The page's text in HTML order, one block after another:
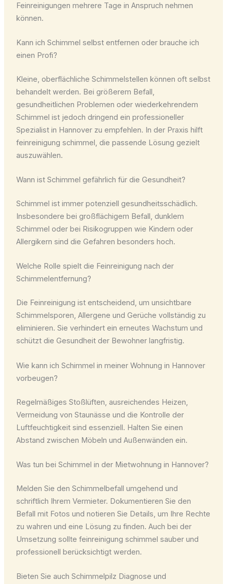
Feinreinigungen mehrere Tage in Anspruch nehmen
können.
Kann ich Schimmel selbst entfernen oder brauche ich
einen Profi?
Kleine, oberflächliche Schimmelstellen können oft selbst
behandelt werden. Bei größerem Befall,
gesundheitlichen Problemen oder wiederkehrendem
Schimmel ist jedoch dringend ein professioneller
Spezialist in Hannover zu empfehlen. In der Praxis hilft
feinreinigung schimmel, die passende Lösung gezielt
auszuwählen.
Wann ist Schimmel gefährlich für die Gesundheit?
Schimmel ist immer potenziell gesundheitsschädlich.
Insbesondere bei großflächigem Befall, dunklem
Schimmel oder bei Risikogruppen wie Kindern oder
Allergikern sind die Gefahren besonders hoch.
Welche Rolle spielt die Feinreinigung nach der
Schimmelentfernung?
Die Feinreinigung ist entscheidend, um unsichtbare
Schimmelsporen, Allergene und Gerüche vollständig zu
eliminieren. Sie verhindert ein erneutes Wachstum und
schützt die Gesundheit der Bewohner langfristig.
Wie kann ich Schimmel in meiner Wohnung in Hannover
vorbeugen?
Regelmäßiges Stoßlüften, ausreichendes Heizen,
Vermeidung von Staunässe und die Kontrolle der
Luftfeuchtigkeit sind essenziell. Halten Sie einen
Abstand zwischen Möbeln und Außenwänden ein.
Was tun bei Schimmel in der Mietwohnung in Hannover?
Melden Sie den Schimmelbefall umgehend und
schriftlich Ihrem Vermieter. Dokumentieren Sie den
Befall mit Fotos und notieren Sie Details, um Ihre Rechte
zu wahren und eine Lösung zu finden. Auch bei der
Umsetzung sollte feinreinigung schimmel sauber und
professionell berücksichtigt werden.
Bieten Sie auch Schimmelpilz Diagnose und